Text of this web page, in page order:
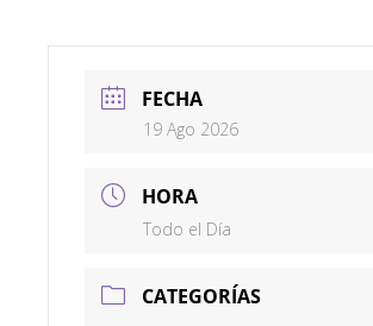
FECHA
19 Ago 2026
HORA
Todo el Día
CATEGORÍAS